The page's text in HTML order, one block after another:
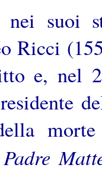
nei suoi
Ricci
e, nel
Padre